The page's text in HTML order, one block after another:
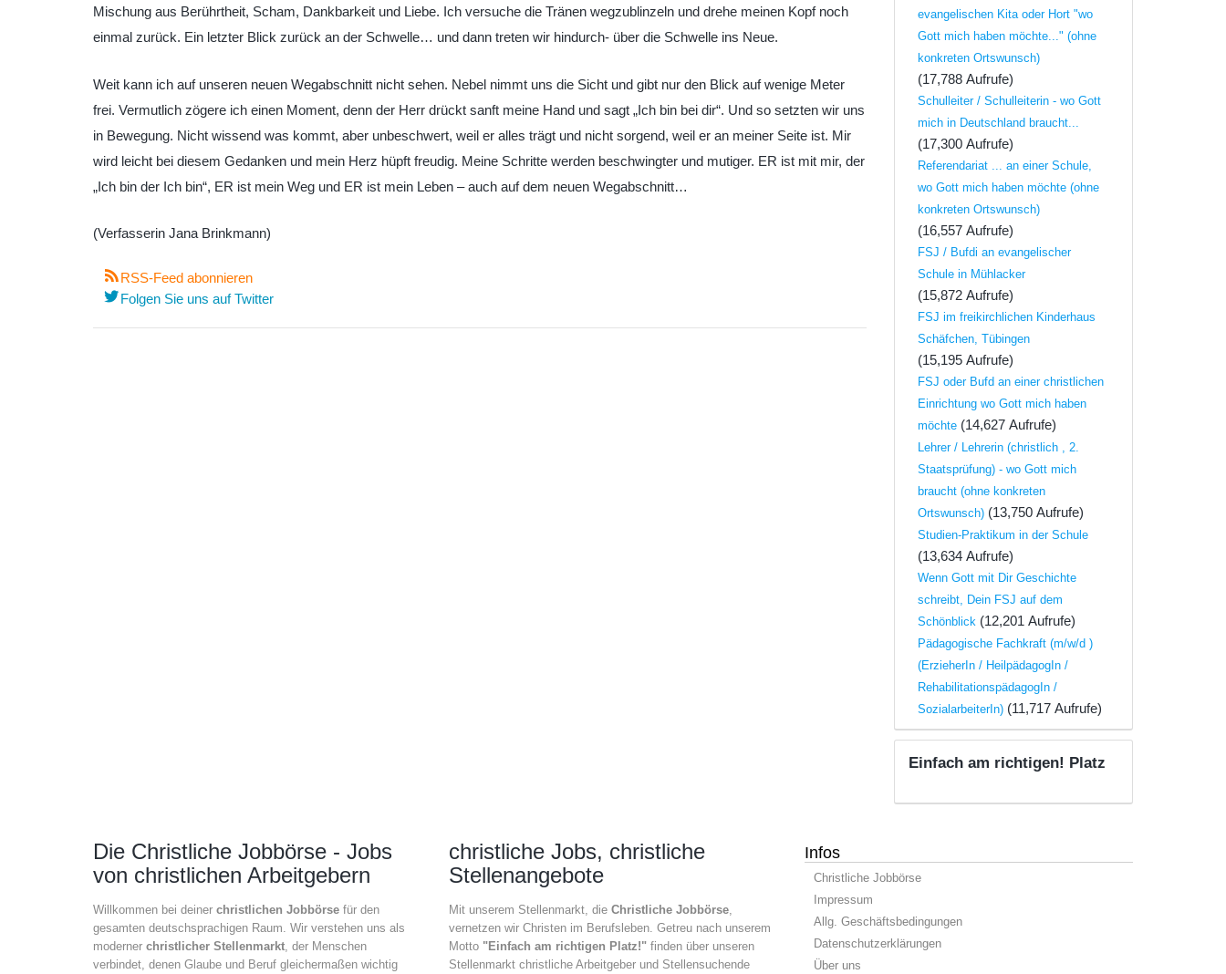
Mischung aus Berührtheit, Scham, Dankbarkeit und Liebe. Ich versuche die Tränen wegzublinzeln und drehe meinen Kopf noch
einmal zurück. Ein letzter Blick zurück an der Schwelle… und dann treten wir hindurch- über die Schwelle ins Neue.
Weit kann ich auf unseren neuen Wegabschnitt nicht sehen. Nebel nimmt uns die Sicht und gibt nur den Blick auf wenige Meter
frei. Vermutlich zögere ich einen Moment, denn der Herr drückt sanft meine Hand und sagt „Ich bin bei dir“. Und so setzten wir uns
in Bewegung. Nicht wissend was kommt, aber unbeschwert, weil er alles trägt und nicht sorgend, weil er an meiner Seite ist. Mir
wird leicht bei diesem Gedanken und mein Herz hüpft freudig. Meine Schritte werden beschwingter und mutiger. ER ist mit mir, der
„Ich bin der Ich bin“, ER ist mein Weg und ER ist mein Leben – auch auf dem neuen Wegabschnitt…
(Verfasserin Jana Brinkmann)
RSS-Feed abonnieren
Folgen Sie uns auf Twitter
evangelischen Kita oder Hort "wo
Gott mich haben möchte..." (ohne
konkreten Ortswunsch)
(17,788 Aufrufe)
Schulleiter / Schulleiterin - wo Gott
mich in Deutschland braucht...
(17,300 Aufrufe)
Referendariat ... an einer Schule,
wo Gott mich haben möchte (ohne
konkreten Ortswunsch)
(16,557 Aufrufe)
FSJ / Bufdi an evangelischer
Schule in Mühlacker
(15,872 Aufrufe)
FSJ im freikirchlichen Kinderhaus
Schäfchen, Tübingen
(15,195 Aufrufe)
FSJ oder Bufd an einer christlichen
Einrichtung wo Gott mich haben
möchte(14,627 Aufrufe)
Lehrer / Lehrerin (christlich , 2.
Staatsprüfung) - wo Gott mich
braucht (ohne konkreten
Ortswunsch)(13,750 Aufrufe)
Studien-Praktikum in der Schule
(13,634 Aufrufe)
Wenn Gott mit Dir Geschichte
schreibt, Dein FSJ auf dem
Schönblick (12,201 Aufrufe)
Pädagogische Fachkraft (m/w/d )
(ErzieherIn / HeilpädagogIn /
RehabilitationspädagogIn /
SozialarbeiterIn)(11,717 Aufrufe)
Einfach am richtigen! Platz
Die Christliche Jobbörse - Jobs
von christlichen Arbeitgebern
Willkommen bei deiner christlichen Jobbörse für den
gesamten deutschsprachigen Raum. Wir verstehen uns als
moderner christlicher Stellenmarkt , der Menschen
verbindet, denen Glaube und Beruf gleichermaßen wichtig
christliche Jobs, christliche
Stellenangebote
Mit unserem Stellenmarkt, die Christliche Jobbörse
vernetzen wir Christen im Berufsleben. Getreu nach unserem
Motto "Einfach am richtigen Platz!" finden über unseren
Stellenmarkt christliche Arbeitgeber und Stellensuchende
Infos
Christliche Jobbörse
Impressum
Allg. Geschäftsbedingungen
Datenschutzerklärungen
Über uns